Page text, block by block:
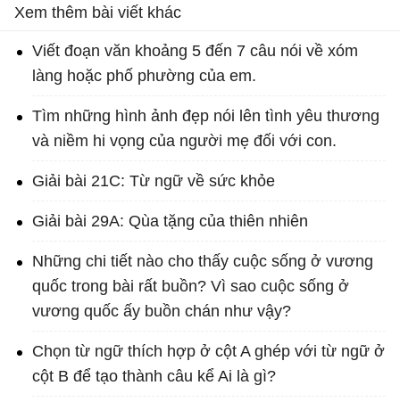
Xem thêm bài viết khác
Viết đoạn văn khoảng 5 đến 7 câu nói về xóm
làng hoặc phố phường của em.
Tìm những hình ảnh đẹp nói lên tình yêu thương
và niềm hi vọng của người mẹ đối với con.
Giải bài 21C: Từ ngữ về sức khỏe
Giải bài 29A: Qùa tặng của thiên nhiên
Những chi tiết nào cho thấy cuộc sống ở vương
quốc trong bài rất buồn? Vì sao cuộc sống ở
vương quốc ấy buồn chán như vậy?
Chọn từ ngữ thích hợp ở cột A ghép với từ ngữ ở
cột B để tạo thành câu kể Ai là gì?